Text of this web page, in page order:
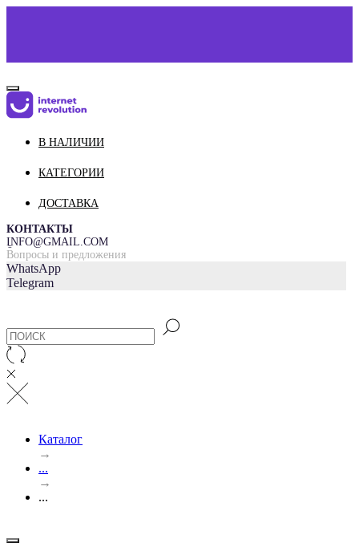
КАТАЛОГ
КОНТАКТЫ
=
В НАЛИЧИИ
КАТЕГОРИИ
ДОСТАВКА
КОНТАКТЫ
INFO@GMAIL.COM
Вопросы и предложения
WhatsApp
Telegram
Каталог
→
...
→
...